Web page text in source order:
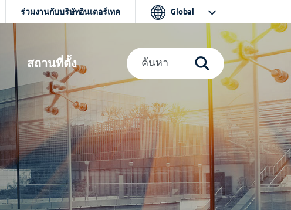
สถานที่ตั้ง
ร่วมงานกับบริษัทอินเตอร์เทค Global
ค้นหา